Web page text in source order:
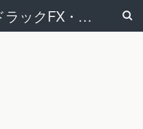
鬼隼（グッドラックFX・改）